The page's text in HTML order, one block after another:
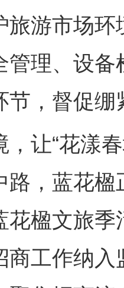
旅游市场
管理、设
节，督促绷
“花漾春
路，蓝花
花楹文旅
工作纳入